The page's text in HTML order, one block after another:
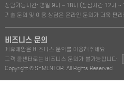
상담가능시간: 평일 9시 ~ 18시 (점심시간 12시 ~
기술 문의 및 이용 상담은 온라인 문의가 더욱 편리
비즈니스 문의
제휴제안은 비즈니스 문의를 이용해주세요.
고객 콜센터로는 비즈니스 문의가 불가능합니다.
Copyright © SYMENTOR. All Rights Reserved.